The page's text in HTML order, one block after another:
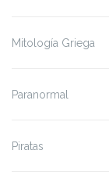
Mitología Griega
Paranormal
Piratas